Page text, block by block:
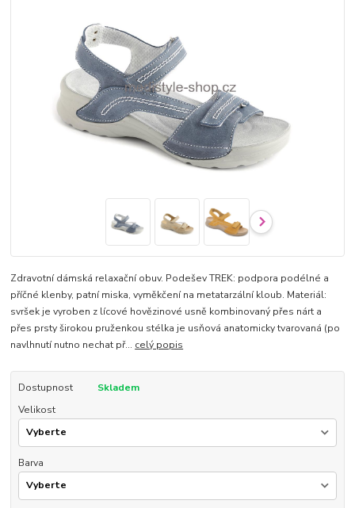
Zdravotní dámská relaxační obuv. Podešev TREK: podpora podélné a
příčné klenby, patní miska, vyměkčení na metatarzální kloub. Materiál:
svršek je vyroben z lícové hovězinové usně kombinovaný přes nárt a
přes prsty širokou pruženkou stélka je usňová anatomicky tvarovaná (po
navlhnutí nutno nechat př... celý popis
Dostupnost
Skladem
Velikost
Barva